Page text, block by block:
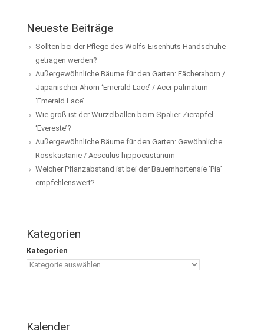
Neueste Beiträge
Sollten bei der Pflege des Wolfs-Eisenhuts Handschuhe
getragen werden?
Außergewöhnliche Bäume für den Garten: Fächerahorn /
Japanischer Ahorn ‘Emerald Lace’ / Acer palmatum
‘Emerald Lace’
Wie groß ist der Wurzelballen beim Spalier-Zierapfel
‘Evereste’?
Außergewöhnliche Bäume für den Garten: Gewöhnliche
Rosskastanie / Aesculus hippocastanum
Welcher Pflanzabstand ist bei der Bauernhortensie ‘Pia’
empfehlenswert?
Kategorien
Kategorien
Kalender